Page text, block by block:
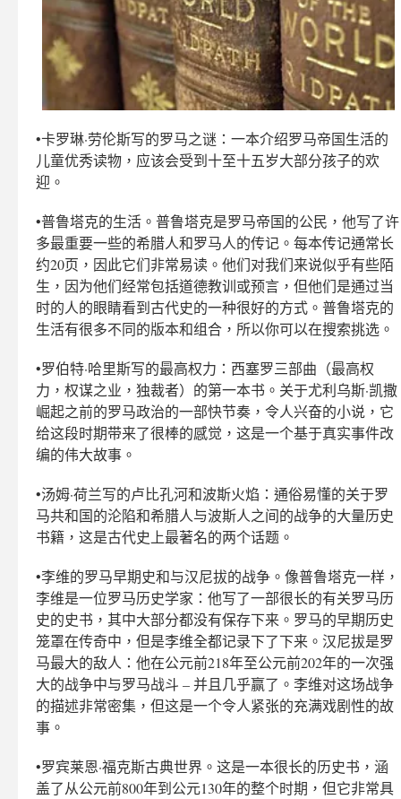
•卡罗琳·劳伦斯写的罗马之谜：一本介绍罗马帝国生活的
儿童优秀读物，应该会受到十至十五岁大部分孩子的欢
迎。
•普鲁塔克的生活。普鲁塔克是罗马帝国的公民，他写了许
多最重要一些的希腊人和罗马人的传记。每本传记通常长
约20页，因此它们非常易读。他们对我们来说似乎有些陌
生，因为他们经常包括道德教训或预言，但他们是通过当
时的人的眼睛看到古代史的一种很好的方式。普鲁塔克的
生活有很多不同的版本和组合，所以你可以在搜索挑选。
•罗伯特·哈里斯写的最高权力：西塞罗三部曲（最高权
力，权谋之业，独裁者）的第一本书。关于尤利乌斯·凯撒
崛起之前的罗马政治的一部快节奏，令人兴奋的小说，它
给这段时期带来了很棒的感觉，这是一个基于真实事件改
编的伟大故事。
•汤姆·荷兰写的卢比孔河和波斯火焰：通俗易懂的关于罗
马共和国的沦陷和希腊人与波斯人之间的战争的大量历史
书籍，这是古代史上最著名的两个话题。
•李维的罗马早期史和与汉尼拔的战争。像普鲁塔克一样，
李维是一位罗马历史学家：他写了一部很长的有关罗马历
史的史书，其中大部分都没有保存下来。罗马的早期历史
笼罩在传奇中，但是李维全都记录下了下来。汉尼拔是罗
马最大的敌人：他在公元前218年至公元前202年的一次强
大的战争中与罗马战斗 – 并且几乎赢了。李维对这场战争
的描述非常密集，但这是一个令人紧张的充满戏剧性的故
事。
•罗宾莱恩·福克斯古典世界。这是一本很长的历史书，涵
盖了从公元前800年到公元130年的整个时期，但它非常具